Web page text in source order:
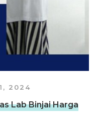
2024
Lab Binjai Harga